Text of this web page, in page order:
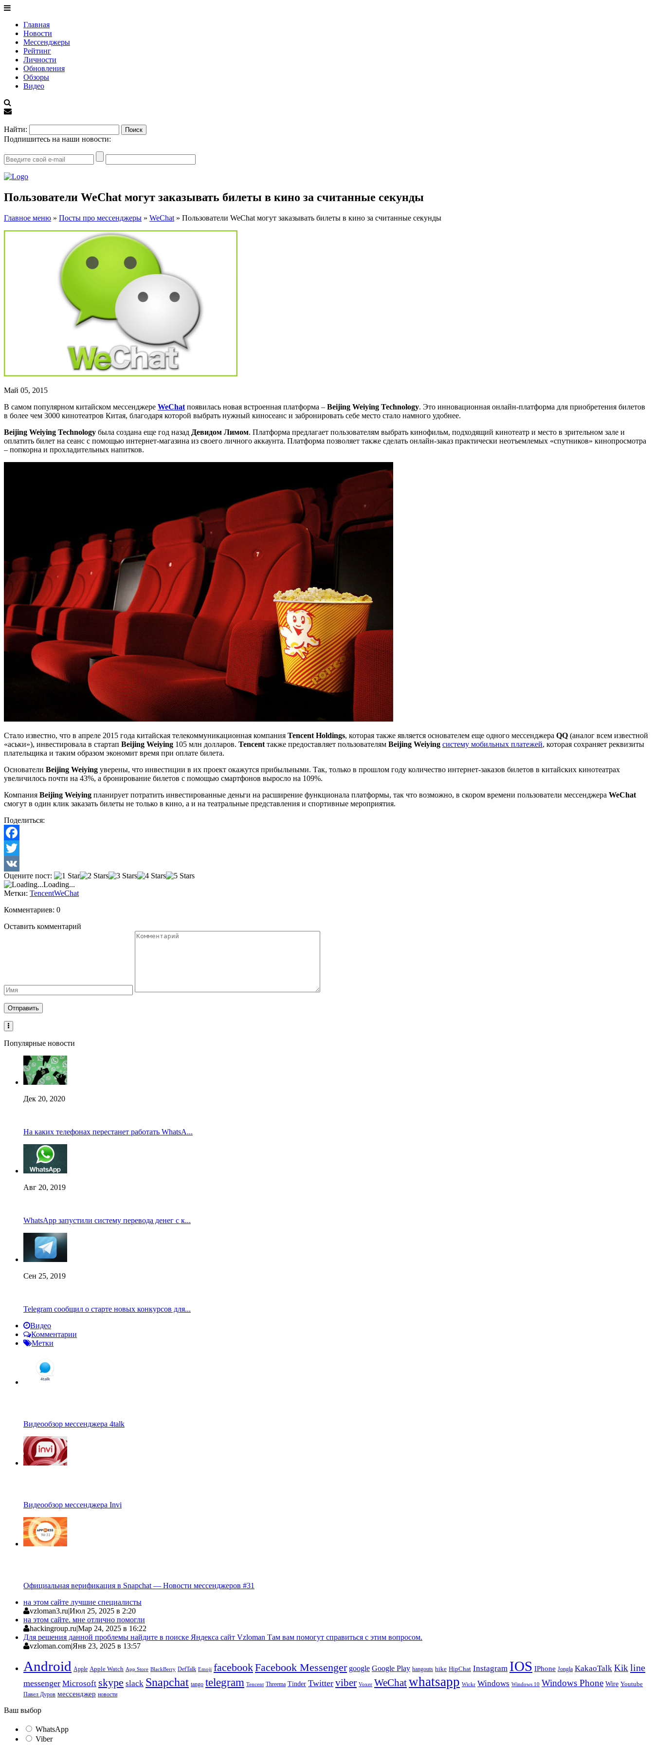
Главная
Новости
Мессенджеры
Рейтинг
Личности
Обновления
Обзоры
Видео
Найти:
Подпишитесь на наши новости:
Пользователи WeChat могут заказывать билеты в кино за считанные секунды
Главное меню » Посты про мессенджеры » WeChat » Пользователи WeChat могут заказывать билеты в кино за считанные секунды
Май 05, 2015
В самом популярном китайском мессенджере WeChat появилась новая встроенная платформа – Beijing Weiying Technology. Это инновационная онлайн-платформа для приобретения билетов
в более чем 3000 кинотеатров Китая, благодаря которой выбрать нужный киносеанс и забронировать себе место стало намного удобнее.
Beijing Weiying Technology была создана еще год назад Девидом Лимом. Платформа предлагает пользователям выбрать кинофильм, подходящий кинотеатр и место в зрительном зале и
оплатить билет на сеанс с помощью интернет-магазина из своего личного аккаунта. Платформа позволяет также сделать онлайн-заказ практически неотъемлемых «спутников» кинопросмотра
– попкорна и прохладительных напитков.
Стало известно, что в апреле 2015 года китайская телекоммуникационная компания Tencent Holdings, которая также является основателем еще одного мессенджера QQ (аналог всем известной
«аськи»), инвестировала в стартап Beijing Weiying 105 млн долларов. Tencent также предоставляет пользователям Beijing Weiying систему мобильных платежей, которая сохраняет реквизиты
плательщика и таким образом экономит время при оплате билета.
Основатели Beijing Weiying уверены, что инвестиции в их проект окажутся прибыльными. Так, только в прошлом году количество интернет-заказов билетов в китайских кинотеатрах
увеличилось почти на 43%, а бронирование билетов с помощью смартфонов выросло на 109%.
Компания Beijing Weiying планирует потратить инвестированные деньги на расширение функционала платформы, так что возможно, в скором времени пользователи мессенджера WeChat
смогут в один клик заказать билеты не только в кино, а и на театральные представления и спортивные мероприятия.
Поделиться:
Facebook
Twitter
VK
Оцените пост:
Loading...
Метки: TencentWeChat
Комментариев: 0
Оставить комментарий
Популярные новости
Дек 20, 2020
На каких телефонах перестанет работать WhatsA...
Авг 20, 2019
WhatsApp запустили систему перевода денег с к...
Сен 25, 2019
Telegram сообщил о старте новых конкурсов для...
Видео
Комментарии
Метки
Видеообзор мессенджера 4talk
Видеообзор мессенджера Invi
Официальная верификация в Snapchat — Новости мессенджеров #31
на этом сайте лучшие специалисты
vzloman3.ru|Июл 25, 2025 в 2:20
на этом сайте. мне отлично помогли
hackingroup.ru|Мар 24, 2025 в 16:22
Для решения данной проблемы найдите в поиске Яндекса сайт Vzloman Там вам помогут справиться с этим вопросом.
vzloman.com|Янв 23, 2025 в 13:57
Android Apple Apple Watch App Store BlackBerry DefTalk Emoji facebookFacebook Messenger google Google Play hangouts hike HipChat Instagram IOS IPhone Jongla KakaoTalk Kik line
messenger Microsoft skype slack Snapchat tango telegram Tencent Threema Tinder Twitter viber Voxer WeChatwhatsapp Wickr Windows Windows 10 Windows Phone Wire Youtube
Павел Дуров мессенджер новости
Ваш выбор
WhatsApp
Viber